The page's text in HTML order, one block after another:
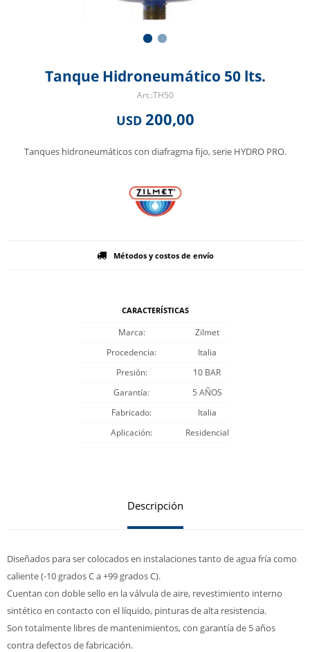
Tanque Hidroneumático 50 lts.
TH50
USD 200,00
Tanques hidroneumáticos con diafragma fijo, serie HYDRO PRO.
Métodos y costos de envío
CARACTERÍSTICAS
Marca
Zilmet
Procedencia
Italia
Presión
10 BAR
Garantía
5 AÑOS
Fabricado
Italia
Aplicación
Residencial
Descripción
Diseñados para ser colocados en instalaciones tanto de agua fría como
caliente (-10 grados C a +99 grados C).
Cuentan con doble sello en la válvula de aire, revestimiento interno
sintético en contacto con el líquido, pinturas de alta resistencia.
Son totalmente libres de mantenimientos, con garantía de 5 años
contra defectos de fabricación.